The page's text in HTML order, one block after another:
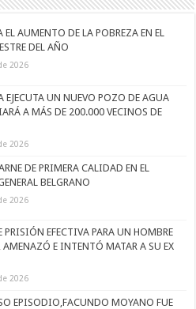
EL AUMENTO DE LA POBREZA EN EL
DEL AÑO
2026
EJECUTA UN NUEVO POZO DE AGUA
A MÁS DE 200.000 VECINOS DE
2026
DE PRIMERA CALIDAD EN EL
BELGRANO
2026
PRISIÓN EFECTIVA PARA UN HOMBRE
AMENAZÓ E INTENTÓ MATAR A SU EX
2026
EPISODIO,FACUNDO MOYANO FUE